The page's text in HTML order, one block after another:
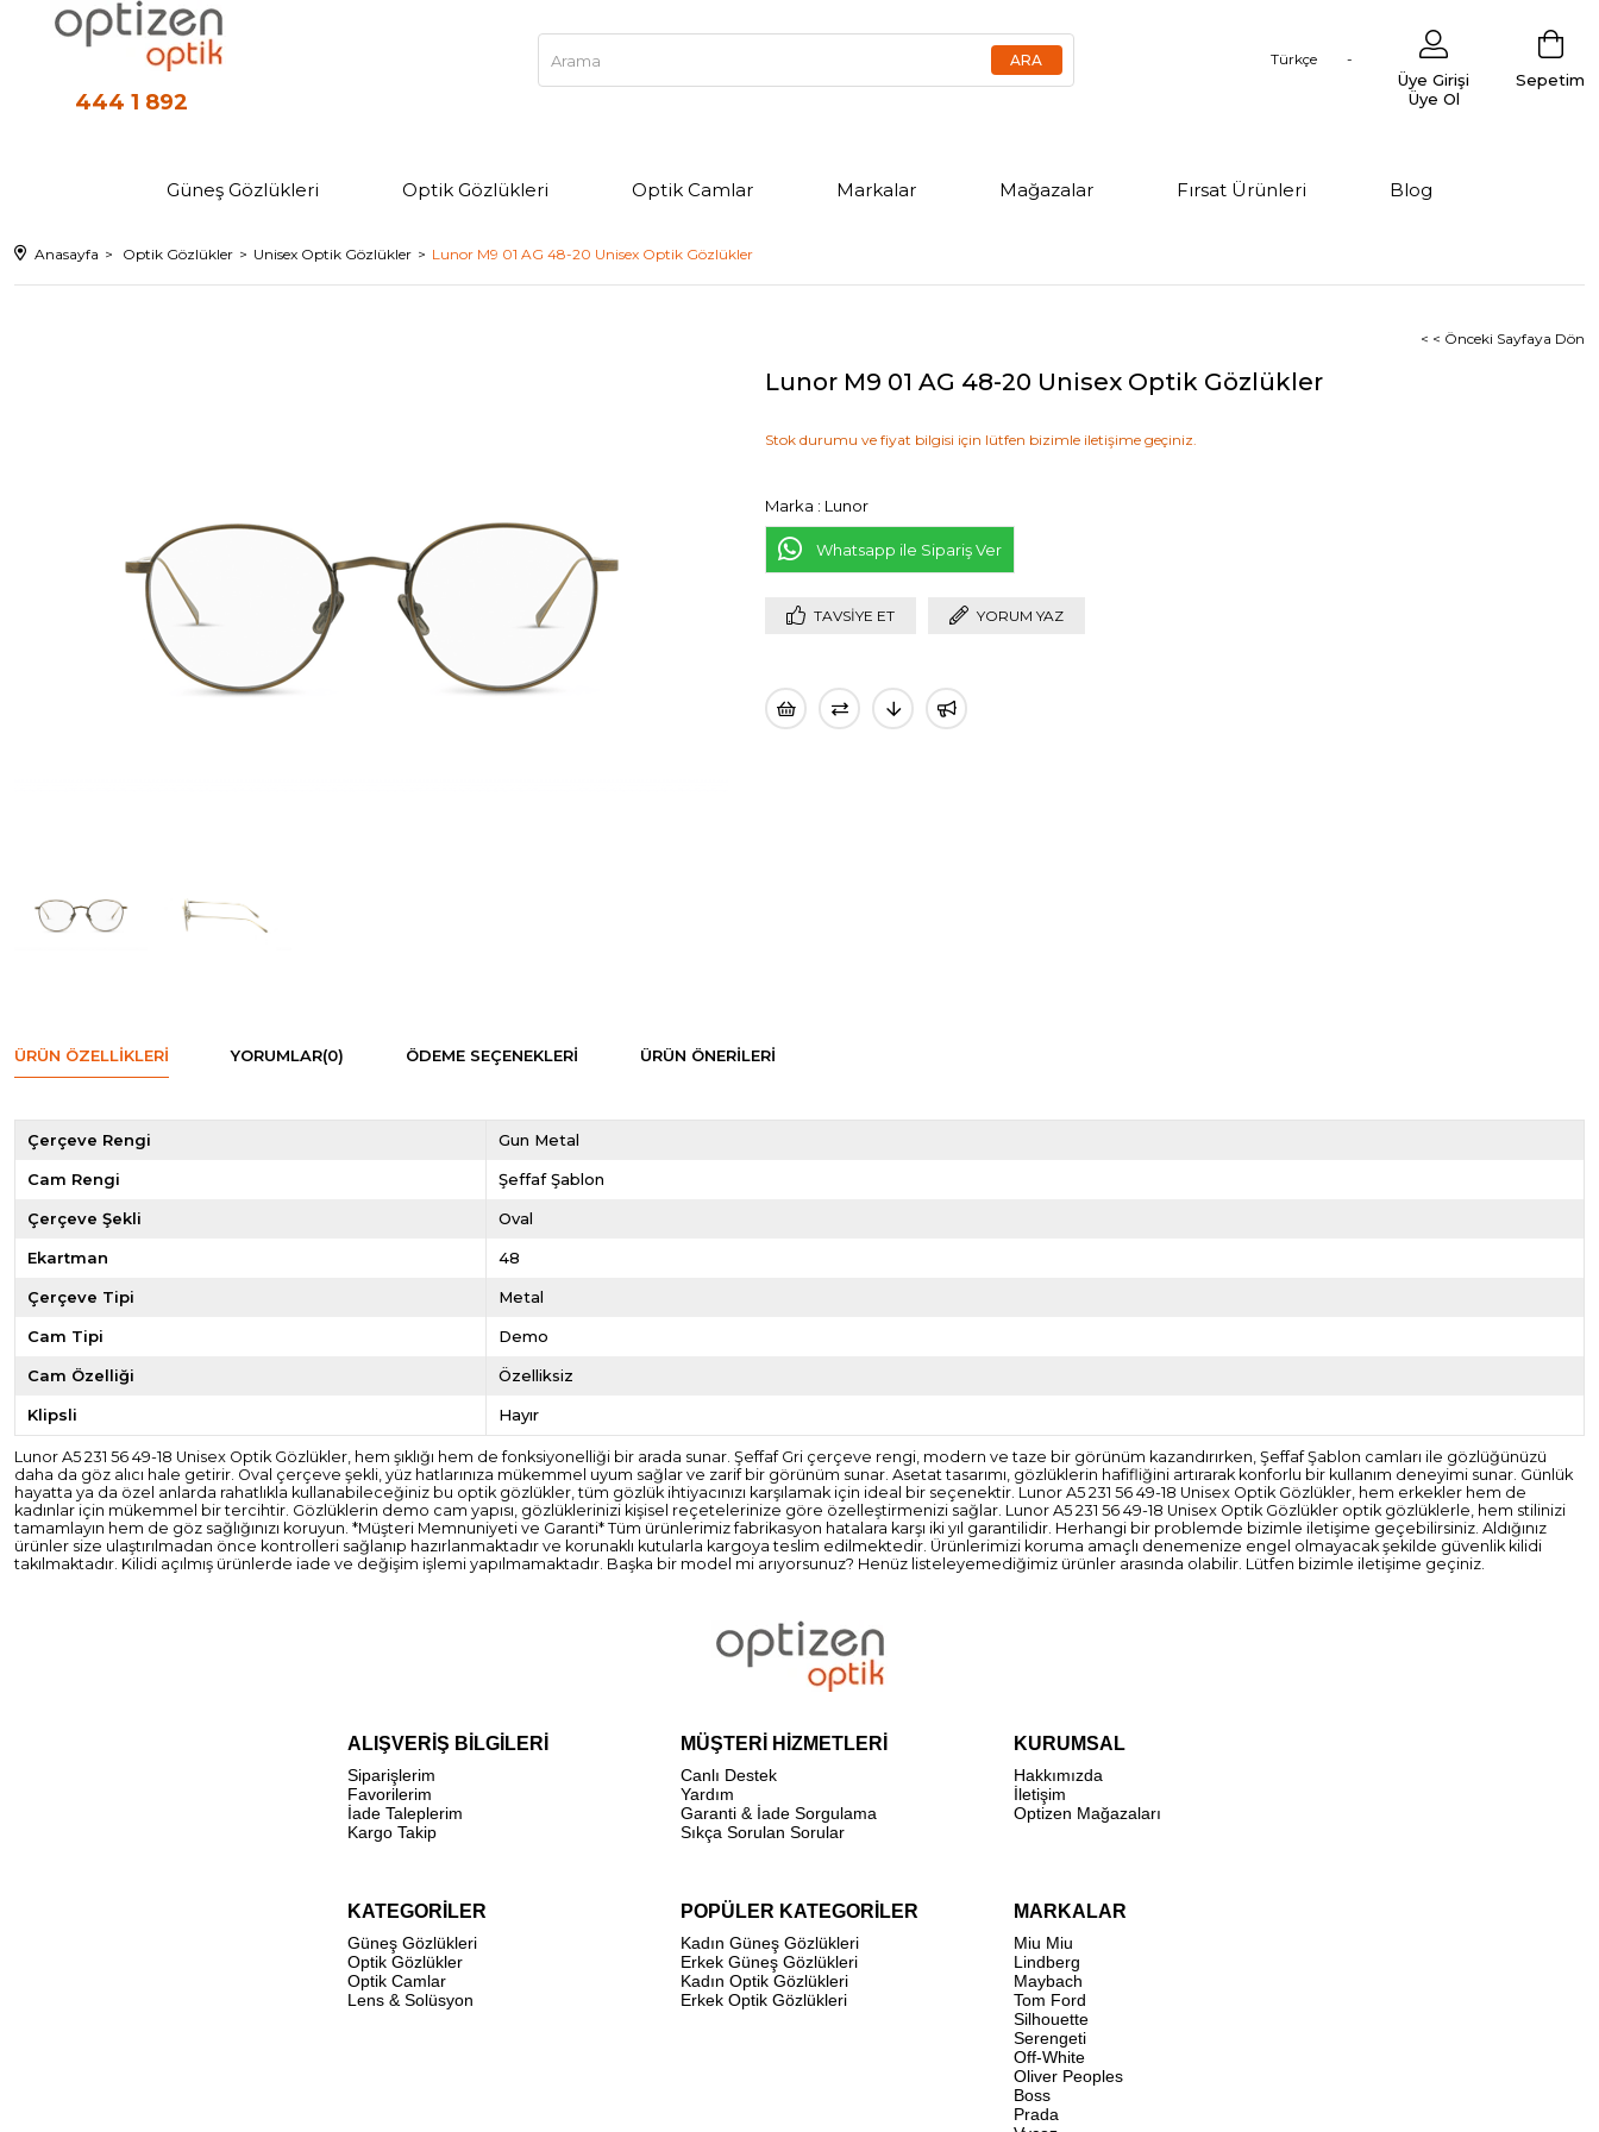
444 1 892
Türkçe
Sepetim
Üye Girişi
Üye Ol
Güneş Gözlükleri Optik Gözlükleri Optik Camlar Markalar Mağazalar Fırsat Ürünleri Blog
Anasayfa Optik Gözlükler Unisex Optik Gözlükler Lunor M9 01 AG 48-20 Unisex Optik Gözlükler
< < Önceki Sayfaya Dön
Lunor M9 01 AG 48-20 Unisex Optik Gözlükler
Stok durumu ve fiyat bilgisi için lütfen bizimle iletişime geçiniz.
Marka : Lunor
Whatsapp ile Sipariş Ver
TAVSIYE ET YORUM YAZ
ÜRÜN ÖZELLIKLERI YORUMLAR(0) ÖDEME SEÇENEKLERI ÜRÜN ÖNERILERI
Çerçeve Rengi Gun Metal
Cam Rengi Şeffaf Şablon
Çerçeve Şekli Oval
Ekartman 48
Çerçeve Tipi Metal
Cam Tipi Demo
Cam Özelliği Özelliksiz
Klipsli Hayır
Lunor A5 231 56 49-18 Unisex Optik Gözlükler, hem şıklığı hem de fonksiyonelliği bir arada sunar. Şeffaf Gri çerçeve rengi, modern ve taze bir görünüm kazandırırken, Şeffaf Şablon camları ile gözlüğünüzü
daha da göz alıcı hale getirir. Oval çerçeve şekli, yüz hatlarınıza mükemmel uyum sağlar ve zarif bir görünüm sunar. Asetat tasarımı, gözlüklerin hafifliğini artırarak konforlu bir kullanım deneyimi sunar. Günlük
hayatta ya da özel anlarda rahatlıkla kullanabileceğiniz bu optik gözlükler, tüm gözlük ihtiyacınızı karşılamak için ideal bir seçenektir. Lunor A5 231 56 49-18 Unisex Optik Gözlükler, hem erkekler hem de
kadınlar için mükemmel bir tercihtir. Gözlüklerin demo cam yapısı, gözlüklerinizi kişisel reçetelerinize göre özelleştirmenizi sağlar. Lunor A5 231 56 49-18 Unisex Optik Gözlükler optik gözlüklerle, hem stilinizi
tamamlayın hem de göz sağlığınızı koruyun. *Müşteri Memnuniyeti ve Garanti* Tüm ürünlerimiz fabrikasyon hatalara karşı iki yıl garantilidir. Herhangi bir problemde bizimle iletişime geçebilirsiniz. Aldığınız
ürünler size ulaştırılmadan önce kontrolleri sağlanıp hazırlanmaktadır ve korunaklı kutularla kargoya teslim edilmektedir. Ürünlerimizi koruma amaçlı denemenize engel olmayacak şekilde güvenlik kilidi
takılmaktadır. Kilidi açılmış ürünlerde iade ve değişim işlemi yapılmamaktadır. Başka bir model mi arıyorsunuz? Henüz listeleyemediğimiz ürünler arasında olabilir. Lütfen bizimle iletişime geçiniz.
ALIŞVERİŞ BİLGİLERİ
Siparişlerim
Favorilerim
İade Taleplerim
Kargo Takip
MÜŞTERİ HİZMETLERİ
Canlı Destek
Yardım
Garanti & İade Sorgulama
Sıkça Sorulan Sorular
KURUMSAL
Hakkımızda
İletişim
Optizen Mağazaları
KATEGORİLER
Güneş Gözlükleri
Optik Gözlükler
Optik Camlar
Lens & Solüsyon
POPÜLER KATEGORİLER
Kadın Güneş Gözlükleri
Erkek Güneş Gözlükleri
Kadın Optik Gözlükleri
Erkek Optik Gözlükleri
MARKALAR
Miu Miu
Lindberg
Maybach
Tom Ford
Silhouette
Serengeti
Off-White
Oliver Peoples
Boss
Prada